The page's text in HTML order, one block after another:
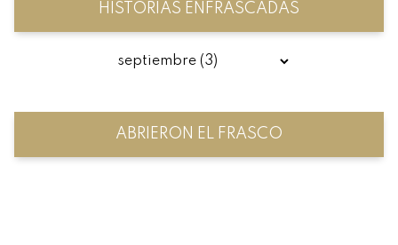
HISTORIAS ENFRASCADAS
ABRIERON EL FRASCO